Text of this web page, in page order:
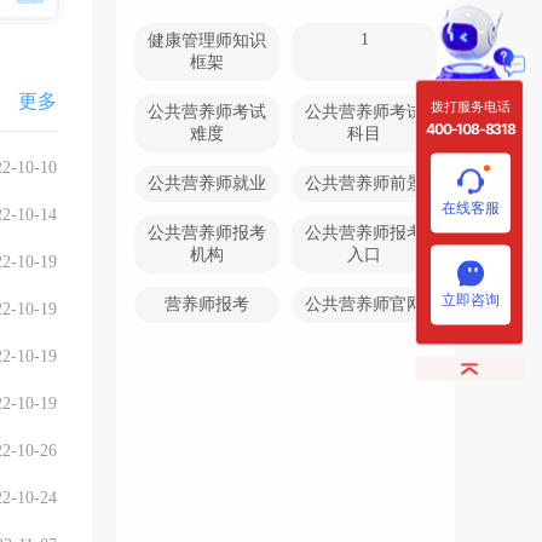
更多
10-10
10-14
10-19
10-19
10-19
10-19
10-26
10-24
健康管理师知识
框架
1
公共营养师考试
难度
公共营养师考试
科目
公共营养师就业 公共营养师前景
公共营养师报考
机构
公共营养师报考
入口
营养师报考 公共营养师官网
拨打服务电话
400-108-8318
在线客服
立即咨询